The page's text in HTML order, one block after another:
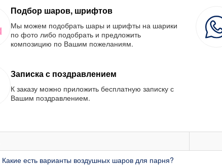
Подбор шаров, шрифтов
Мы можем подобрать шары и шрифты на шарики
по фото либо подобрать и предложить
композицию по Вашим пожеланиям.
Записка с поздравлением
К заказу можно приложить бесплатную записку с
Вашим поздравлением.
есть варианты воздушных шаров для парня?